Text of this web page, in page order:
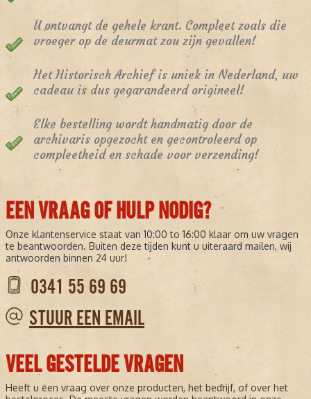
U ontvangt de gehele krant. Compleet zoals die
vroeger op de deurmat zou zijn gevallen!
Het Historisch Archief is uniek in Nederland, uw
cadeau is dus gegarandeerd origineel!
Elke bestelling wordt handmatig door de
archivaris opgezocht en gecontroleerd op
compleetheid en schade voor verzending!
EEN VRAAG OF HULP NODIG?
Onze klantenservice staat van 10:00 to 16:00 klaar om uw vragen
te beantwoorden. Buiten deze tijden kunt u uiteraard mailen, wij
antwoorden binnen 24 uur!
0341 55 69 69
STUUR EEN EMAIL
VEEL GESTELDE VRAGEN
Heeft u een vraag over onze producten, het bedrijf, of over het